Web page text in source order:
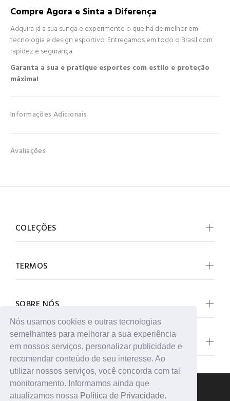
Nós usamos cookies e outras tecnologias
semelhantes para melhorar a sua experiência
em nossos serviços, personalizar publicidade e
recomendar conteúdo de seu interesse. Ao
utilizar nossos serviços, você concorda com tal
monitoramento. Informamos ainda que
atualizamos nossa Política de Privacidade.
Compre Agora e Sinta a Diferença
Adquira já a sua sunga e experimente o que há de melhor em
tecnologia e design esportivo. Entregamos em todo o Brasil com
rapidez e segurança.
Garanta a sua e pratique esportes com estilo e proteção
máxima!
Informações Adicionais
Avaliações
COLEÇÕES
TERMOS
SOBRE NÓS
ENTRE EM CONTATO